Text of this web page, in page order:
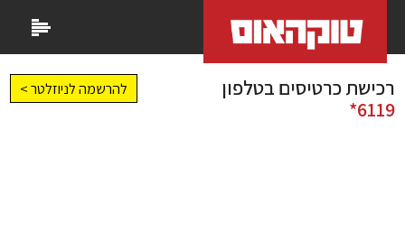
רכישת כרטיסים בטלפון
6119*
להרשמה לניוזלטר >